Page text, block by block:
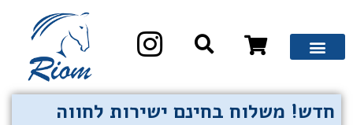
חדש! משלוח בחינם ישירות לחווה